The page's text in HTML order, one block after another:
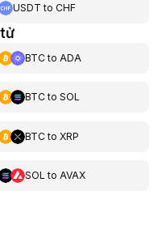
USDT toCHF
BTCto ADA
BTCto SOL
BTCto XRP
SOL to AVAX